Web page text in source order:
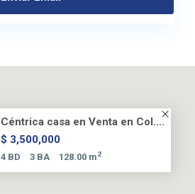
Céntrica casa en Venta en Col....
$ 3,500,000
4 BD 3 BA 128.00 m2